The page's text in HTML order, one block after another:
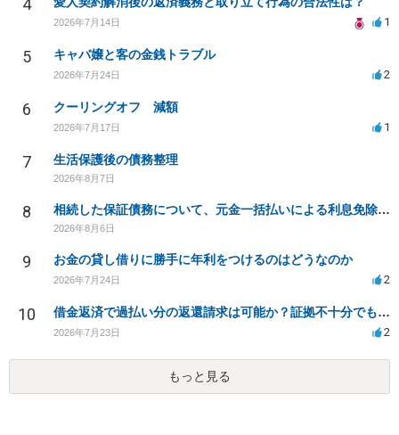
4
2026年7月14日 1
5 キャバ嬢と客の金銭トラブル
2026年7月24日 2
6 クーリングオフ 減額
2026年7月17日 1
7 生活保護後の債務整理
2026年8月7日
8 相続した保証債務について、元金一括払いによる利息免除の交渉は可能でしょうか
2026年8月6日
9 お金の貸し借りに勝手に年利をつけるのはどうなのか
2026年7月24日 2
10 借金返済で過払い分の返還請求は可能か？証拠不十分でも弁護士に相談したい
2026年7月23日 2
もっと見る